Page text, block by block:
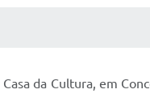
da Cultura, em